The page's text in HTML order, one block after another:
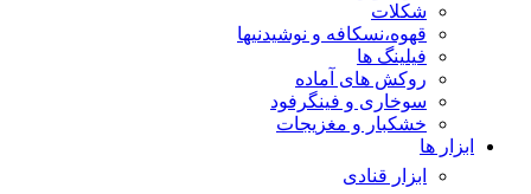
شکلات
قهوه،نسکافه و نوشیدنیها
فیلینگ ها
روکش های آماده
سوخاری و فینگرفود
خشکبار و مغزیجات
ابزار ها
ابزار قنادی